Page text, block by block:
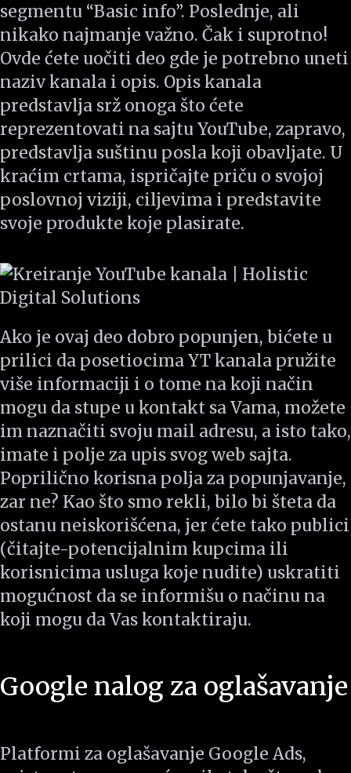
segmentu “Basic info”. Poslednje, ali
nikako najmanje važno. Čak i suprotno!
Ovde ćete uočiti deo gde je potrebno uneti
naziv kanala i opis. Opis kanala
predstavlja srž onoga što ćete
reprezentovati na sajtu YouTube, zapravo,
predstavlja suštinu posla koji obavljate. U
kraćim crtama, ispričajte priču o svojoj
poslovnoj viziji, ciljevima i predstavite
svoje produkte koje plasirate.
Ako je ovaj deo dobro popunjen, bićete u
prilici da posetiocima YT kanala pružite
više informaciji i o tome na koji način
mogu da stupe u kontakt sa Vama, možete
im naznačiti svoju mail adresu, a isto tako,
imate i polje za upis svog web sajta.
Poprilično korisna polja za popunjavanje,
zar ne? Kao što smo rekli, bilo bi šteta da
ostanu neiskorišćena, jer ćete tako publici
(čitajte-potencijalnim kupcima ili
korisnicima usluga koje nudite) uskratiti
mogućnost da se informišu o načinu na
koji mogu da Vas kontaktiraju.
Google nalog za oglašavanje
Platformi za oglašavanje Google Ads,